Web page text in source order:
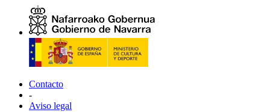
Contacto
-
Aviso legal